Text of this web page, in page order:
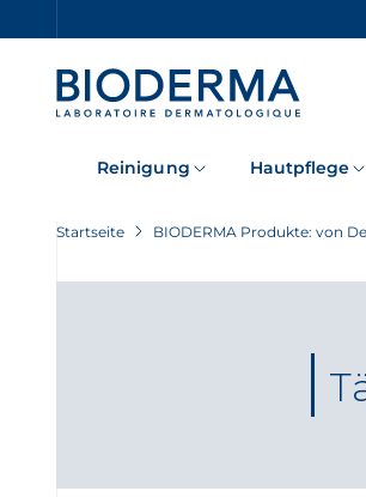
Reinigung Hautpflege
Startseite BIODERMA Produkte: von